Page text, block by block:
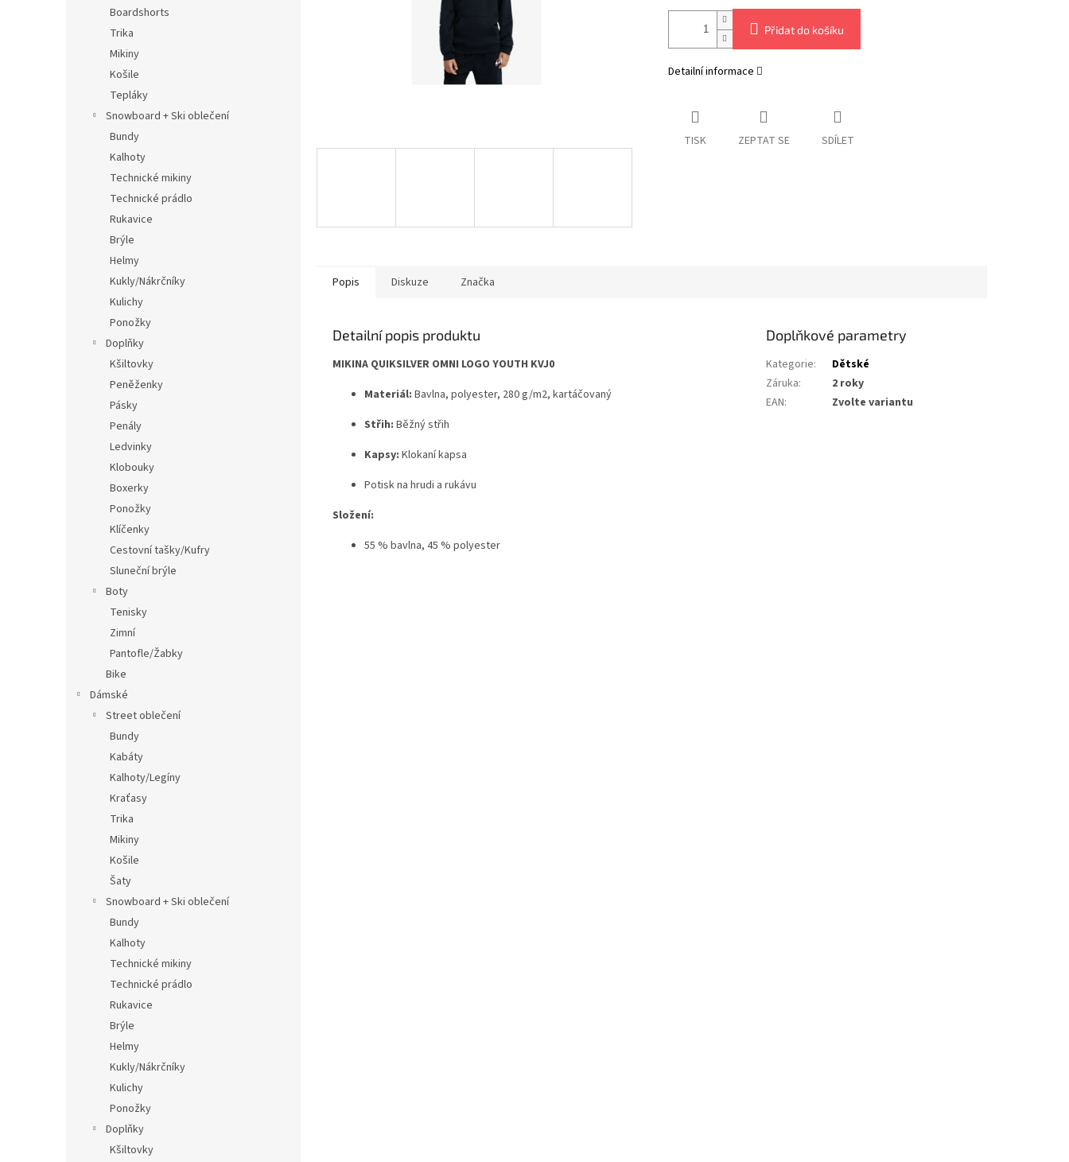
Boardshorts
Trika
Mikiny
Košile
Tepláky
Snowboard + Ski oblečení
Bundy
Kalhoty
Technické mikiny
Technické prádlo
Rukavice
Brýle
Helmy
Kukly/Nákrčníky
Kulichy
Ponožky
Doplňky
Kšiltovky
Peněženky
Pásky
Penály
Ledvinky
Klobouky
Boxerky
Ponožky
Klíčenky
Cestovní tašky/Kufry
Sluneční brýle
Boty
Tenisky
Zimní
Pantofle/Žabky
Bike
Dámské
Street oblečení
Bundy
Kabáty
Kalhoty/Legíny
Kraťasy
Trika
Mikiny
Košile
Šaty
Snowboard + Ski oblečení
Bundy
Kalhoty
Technické mikiny
Technické prádlo
Rukavice
Brýle
Helmy
Kukly/Nákrčníky
Kulichy
Ponožky
Doplňky
Kšiltovky
Přidat do košíku
Detailní informace
TISK ZEPTAT SE SDÍLET
Popis Diskuze Značka
Detailní popis produktu
MIKINA QUIKSILVER OMNI LOGO YOUTH KVJ0
Materiál: Bavlna, polyester, 280 g/m2, kartáčovaný
Střih: Běžný střih
Kapsy: Klokaní kapsa
Potisk na hrudi a rukávu
Složení:
55 % bavlna, 45 % polyester
Doplňkové parametry
Kategorie:
Dětské
Záruka:
2 roky
EAN: Zvolte variantu